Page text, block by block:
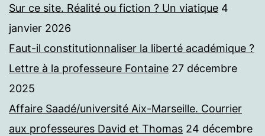
Sur ce site. Réalité ou fiction ? Un viatique 4
janvier 2026
Faut-il constitutionnaliser la liberté académique ?
Lettre à la professeure Fontaine 27 décembre
2025
Affaire Saadé/université Aix-Marseille. Courrier
aux professeures David et Thomas 24 décembre